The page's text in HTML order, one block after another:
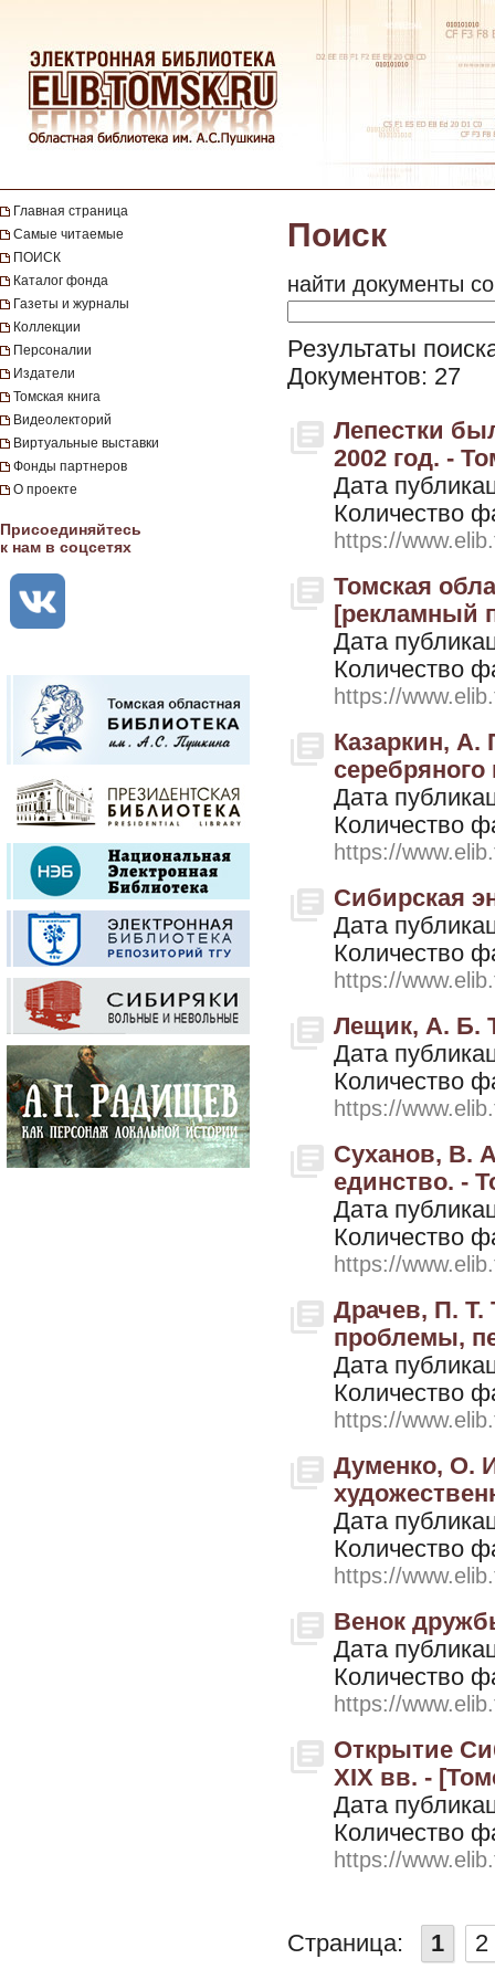
Главная страница
Самые читаемые
ПОИСК
Каталог фонда
Газеты и журналы
Коллекции
Персоналии
Издатели
Томская книга
Видеолекторий
Виртуальные выставки
Фонды партнеров
О проекте
Присоединяйтесь
к нам в соцсетях
Поиск
найти документы
Результаты
Документов: 27
Лепестки
2002 год. -
Дата
Количество
https://
Томская
[рекламный
Дата
Количество
https://
Казаркин, А.
серебряного
Дата
Количество
https://
Сибирская
Дата
Количество
https://
Лещик, А. Б.
Дата
Количество
https://
Суханов, В.
единство. -
Дата
Количество
https://
Драчев, П. Т.
проблемы,
Дата
Количество
https://
Думенко, О.
Дата
Количество
https://
Венок
Дата
Количество
https://
Открытие
XIX вв. -
Дата
Количество
https://
Страница: 1 2